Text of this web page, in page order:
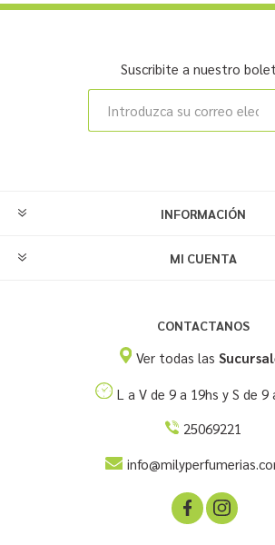
Suscribite a nuestro
INFORMACIÓN
MI CUENTA
CONTACTANOS
Ver todas las
L a V de 9 a 19hs y S de 9
25069221